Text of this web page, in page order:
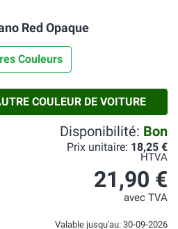
Red Opaque
Couleurs
COULEUR DE VOITURE
Disponibilité: Bon
Prix unitaire: 18,25 €
HTVA
21,90 €
avec TVA
Valable jusqu'au: 30-09-2026